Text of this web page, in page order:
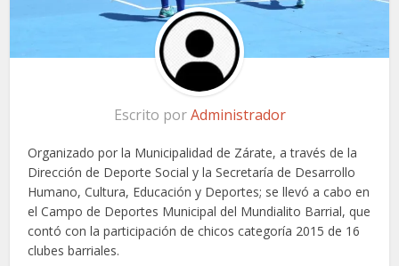
Escrito porAdministrador
Organizado por la Municipalidad de Zárate, a través de la
Dirección de Deporte Social y la Secretaría de Desarrollo
Humano, Cultura, Educación y Deportes; se llevó a cabo en
el Campo de Deportes Municipal del Mundialito Barrial, que
contó con la participación de chicos categoría 2015 de 16
clubes barriales.